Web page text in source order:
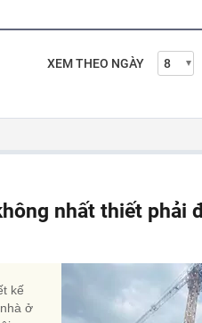
XEM THEO NGÀY
nhất thiết phải
kế
ở